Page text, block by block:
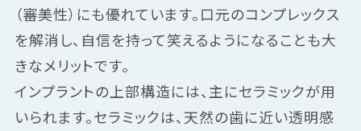
（審美性）にも優れています。口元のコンプレックス
を解消し、自信を持って笑えるようになることも大
きなメリットです。
インプラントの上部構造には、主にセラミックが用
いられます。セラミックは、天然の歯に近い透明感